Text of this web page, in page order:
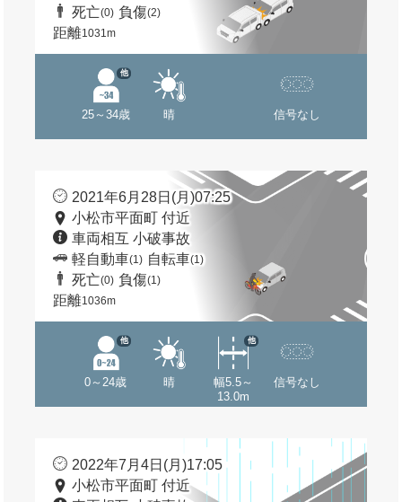
死亡(0) 負傷(2)
距離1031m
25～34歳
他
晴 信号なし
2021年6月28日(月)07:25
小松市平面町 付近
車両相互 小破事故
軽自動車(1) 自転車(1)
死亡(0) 負傷(1)
距離1036m
0～24歳
他
晴
幅5.5～
13.0m
他
信号なし
2022年7月4日(月)17:05
小松市平面町 付近